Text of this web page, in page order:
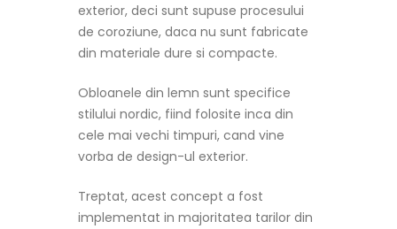
exterior, deci sunt supuse procesului
de coroziune, daca nu sunt fabricate
din materiale dure si compacte.
Obloanele din lemn sunt specifice
stilului nordic, fiind folosite inca din
cele mai vechi timpuri, cand vine
vorba de design-ul exterior.
Treptat, acest concept a fost
implementat in majoritatea tarilor din